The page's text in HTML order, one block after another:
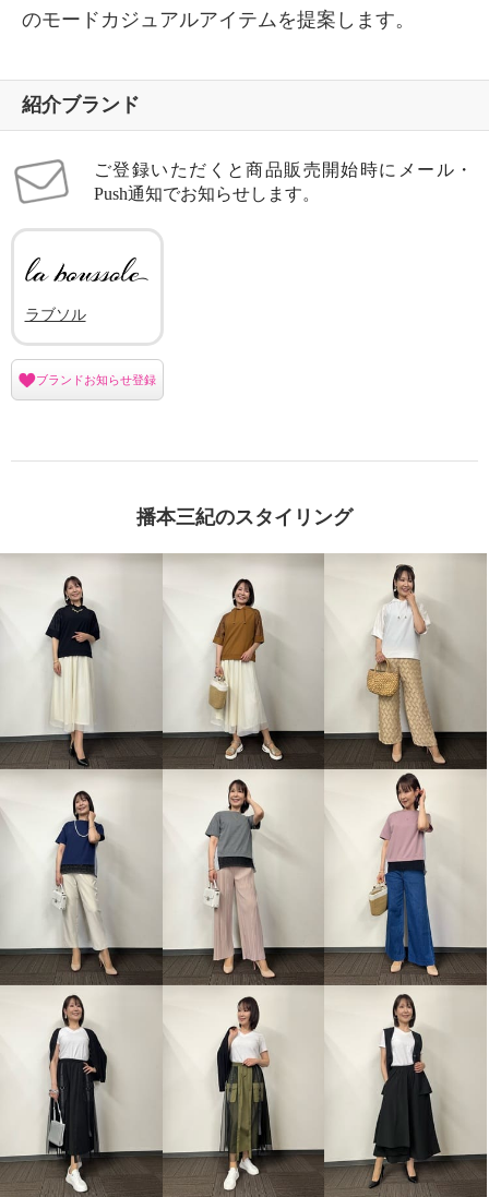
のモードカジュアルアイテムを提案します。
紹介ブランド
ご登録いただくと商品販売開始時にメール・
Push通知でお知らせします。
ラブソル
ブランドお知らせ登録
播本三紀のスタイリング